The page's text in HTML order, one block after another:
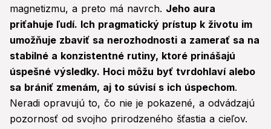
magnetizmu, a preto má navrch. Jeho aura
priťahuje ľudí. Ich pragmatický prístup k životu im
umožňuje zbaviť sa nerozhodnosti a zamerať sa na
stabilné a konzistentné rutiny, ktoré prinášajú
úspešné výsledky. Hoci môžu byť tvrdohlaví alebo
sa brániť zmenám, aj to súvisí s ich úspechom.
Neradi opravujú to, čo nie je pokazené, a odvádzajú
pozornosť od svojho prirodzeného šťastia a cieľov.